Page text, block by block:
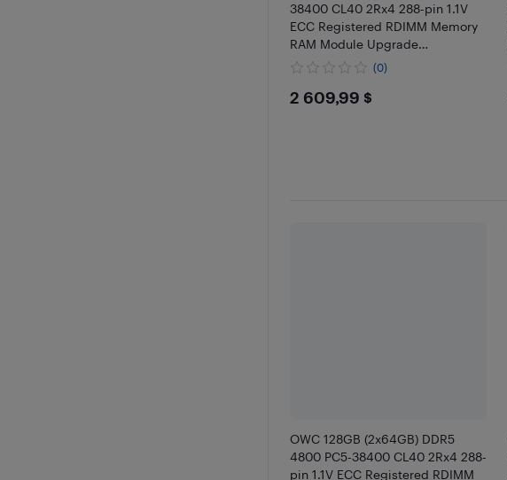
38400 CL40 2Rx4 288-pin 1.1V
ECC Registered RDIMM Memory
RAM Module Upgrade
Compatible with Gigabyte R283-
Z94 R283-Z95
(0)
$2609.99
2 609,99 $
OWC 128GB (2x64GB) DDR5
4800 PC5-38400 CL40 2Rx4 288-
pin 1.1V ECC Registered RDIMM